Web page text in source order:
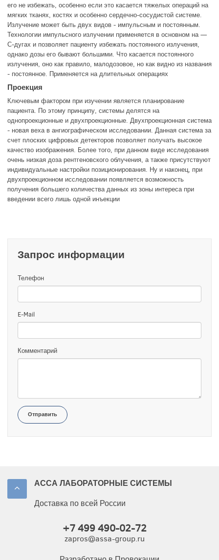
его не избежать, особенно если это касается тяжелых операций на
мягких тканях, костях и особенно сердечно-сосудистой системе.
Излучение может быть двух видов - импульсным и постоянным.
Технологии импульсного излучении применяется в основном на —
С-дугах и позволяет пациенту избежать постоянного излучения,
однако дозы его бывают большими. Что касается постоянного
излучения, оно как правило, малодозовое, но как видно из названия
- постоянное. Применяется на длительных операциях
Проекция
Ключевым фактором при изучении является планирование
пациента. По этому принципу, системы делятся на
однопроекционные и двухпроекционные. Двухпроекционная система
- новая веха в ангиографическом исследовании. Данная система за
счет плоских цифровых детекторов позволяет получать высокое
качество изображения. Более того, при данном виде исследования
очень низкая доза рентгеновского облучения, а также присутствуют
индивидуальные настройки позиционирования. Ну и наконец, при
двухпроекционном исследовании появляется возможность
получения большего количества данных из зоны интереса при
введении всего лишь одной инъекции
Запрос информации
Телефон
E-Mail
Комментарий
Отправить
АССА ЛАБОРАТОРНЫЕ СИСТЕМЫ
Доставка по всей России
+7 499 490-02-72
zapros@assa-group.ru